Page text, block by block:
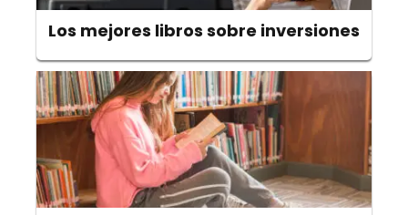
Los mejores libros sobre inversiones